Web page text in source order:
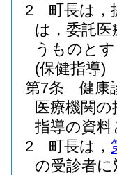
2
町長は，
は，委託
うものと
(保健指導)
第7条
健康
医療機関
指導の資
2
町長は，
の受診者